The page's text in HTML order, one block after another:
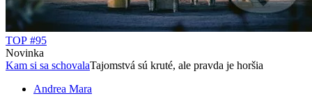
TOP #95
Novinka
Kam si sa schovalaTajomstvá sú kruté, ale pravda je horšia
Andrea Mara